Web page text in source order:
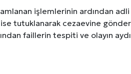
işlemlerinin ardından
ise tutuklanarak cezaevine
faillerin tespiti ve olayın